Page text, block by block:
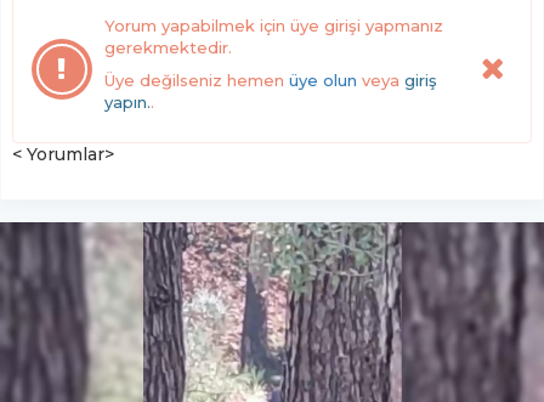
Yorum yapabilmek için üye girişi yapmanız
gerekmektedir.
Üye değilseniz hemen üye olun veya giriş
yapın..
< Yorumlar>